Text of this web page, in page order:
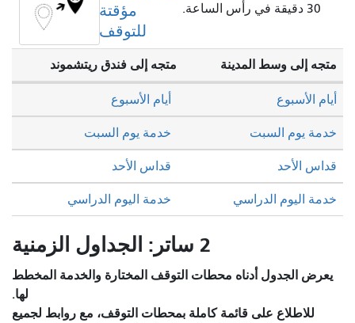
مؤقتة
للتوقف
30 دقيقة في رأس الساعة.
متجه إلى وسط المدينة متجه إلى فندق ريتشموند
خدمة يوم السبت خدمة يوم السبت
قداس الأحد قداس الأحد
أيام الأسبوع أيام الأسبوع
خدمة اليوم الدراسي خدمة اليوم الدراسي
2 ساتر: الجداول الزمنية
يعرض الجدول أدناه محطات التوقف المختارة والخدمة المخطط
لها.
للاطلاع على قائمة كاملة بمحطات التوقف، مع روابط لجميع